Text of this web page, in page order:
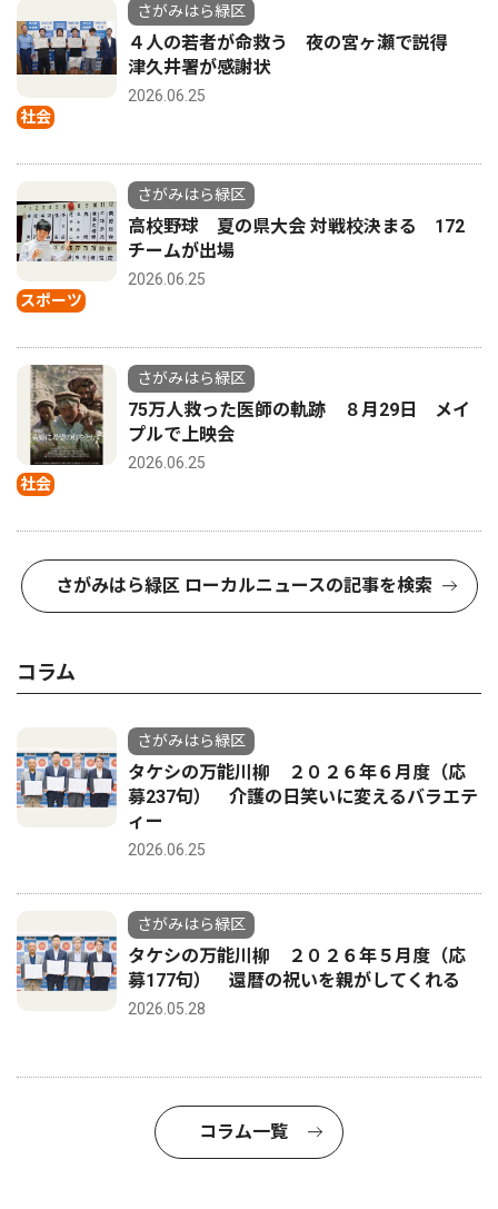
社会
さがみはら緑区
４人の若者が命救う 夜の宮ヶ瀬で説得
津久井署が感謝状
2026.06.25
スポーツ
さがみはら緑区
高校野球 夏の県大会 対戦校決まる 172
チームが出場
2026.06.25
社会
さがみはら緑区
75万人救った医師の軌跡 ８月29日 メイ
プルで上映会
2026.06.25
さがみはら緑区 ローカルニュースの記事を検索
コラム
さがみはら緑区
タケシの万能川柳 ２０２６年６月度（応
募237句） 介護の日笑いに変えるバラエテ
ィー
2026.06.25
さがみはら緑区
タケシの万能川柳 ２０２６年５月度（応
募177句） 還暦の祝いを親がしてくれる
2026.05.28
コラム一覧